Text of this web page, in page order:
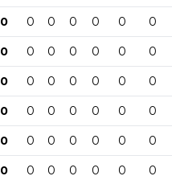
0 0 0 0 0 0 0
0 0 0 0 0 0 0
0 0 0 0 0 0 0
0 0 0 0 0 0 0
0 0 0 0 0 0 0
0 0 0 0 0 0 0